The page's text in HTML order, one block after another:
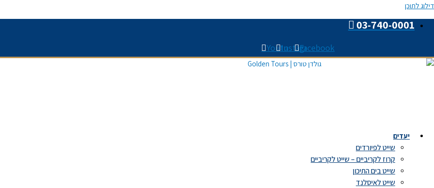
דילוג לתוכן
03-740-0001
Facebook
Instagram
Youtube
יעדים
שייט לפיורדים
קרוז לקריביים – שייט לקריביים
שייט בים התיכון
שייט לאיסלנד